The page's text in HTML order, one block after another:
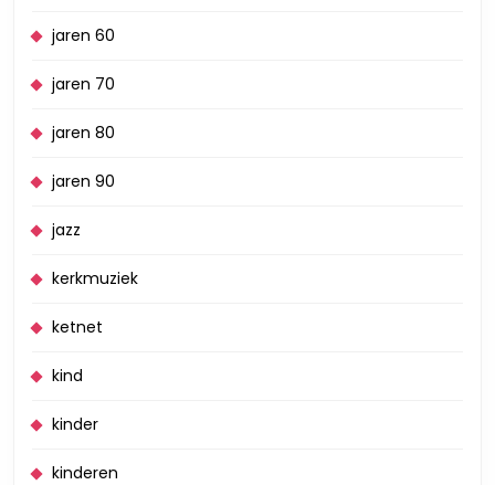
jaren 60
jaren 70
jaren 80
jaren 90
jazz
kerkmuziek
ketnet
kind
kinder
kinderen